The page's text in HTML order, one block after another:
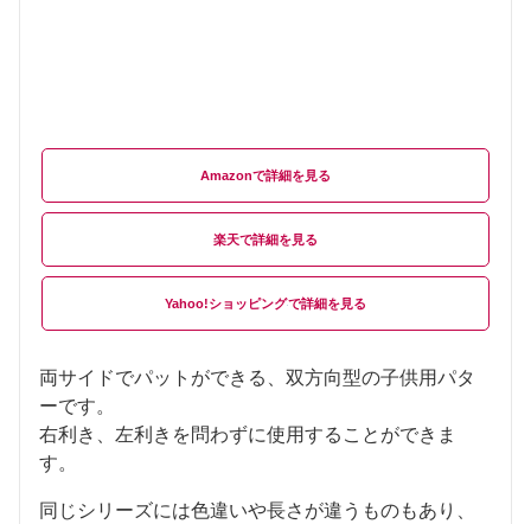
Amazon
楽天
Yahoo!ショッピング
両サイドでパットができる、双方向型の子供用パタ
ーです。
右利き、左利きを問わずに使用することができま
す。
同じシリーズには色違いや長さが違うものもあり、